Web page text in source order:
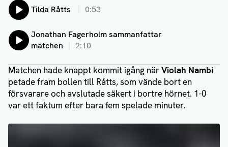
Lyssna på:
Tilda Råtts 0:53
Lyssna på:
Jonathan Fagerholm sammanfattar
matchen
2:10
Matchen hade knappt kommit igång närViolah Nambi
petade fram bollen till Råtts, som vände bort en
försvarare och avslutade säkert i bortre hörnet. 1-0
var ett faktum efter bara fem spelade minuter.